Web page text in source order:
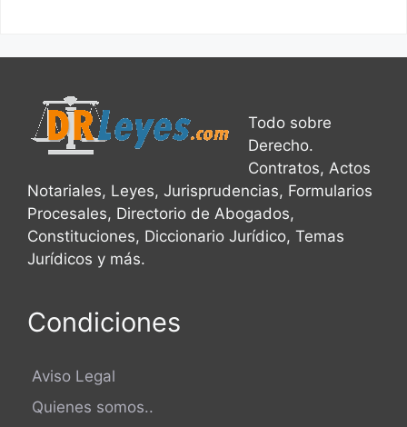
Todo sobre
Derecho.
Contratos, Actos
Notariales, Leyes, Jurisprudencias, Formularios
Procesales, Directorio de Abogados,
Constituciones, Diccionario Jurídico, Temas
Jurídicos y más.
Condiciones
Aviso Legal
Quienes somos..